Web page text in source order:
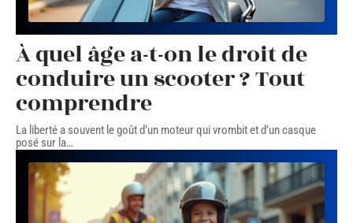
À quel âge a-t-on le droit de
conduire un scooter ? Tout
comprendre
La liberté a souvent le goût d’un moteur qui vrombit et d’un casque
posé sur la…